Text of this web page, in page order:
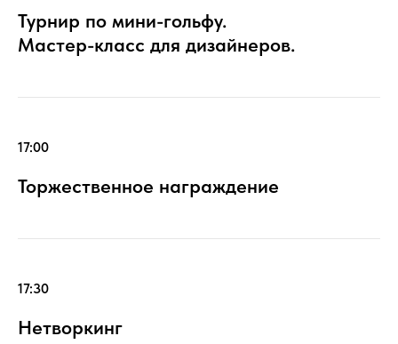
Турнир по мини-гольфу.
Мастер-класс для дизайнеров.
17:00
Торжественное награждение
17:30
Нетворкинг